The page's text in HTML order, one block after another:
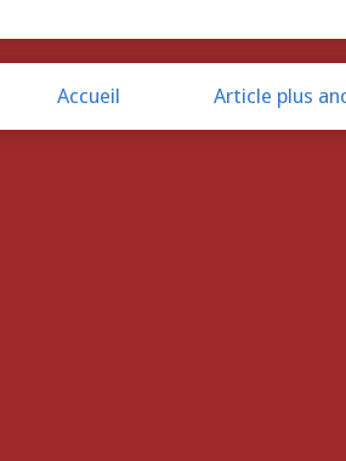
Article plus
Accueil